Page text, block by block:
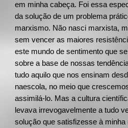
em minha cabeça. Foi essa
da solução de um problema
marxismo. Não nasci marxista,
sem vencer as maiores
este mundo de sentimento que
sobre a base de nossas
tudo aquilo que nos ensinam
naescola, no meio que
assimilá-lo. Mas a cultura
levava irrevogavelmente a tudo
solução que satisfizesse à minha